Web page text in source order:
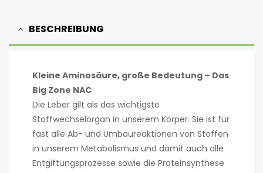
BESCHREIBUNG
Kleine Aminosäure, große Bedeutung – Das
Big Zone NAC
Die Leber gilt als das wichtigste
Stoffwechselorgan in unserem Körper. Sie ist für
fast alle Ab- und Umbaureaktionen von Stoffen
in unserem Metabolismus und damit auch alle
Entgiftungsprozesse sowie die Proteinsynthese